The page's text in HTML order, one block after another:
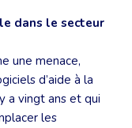
dans le secteur
une menace,
d’aide à la
a vingt ans et qui
les